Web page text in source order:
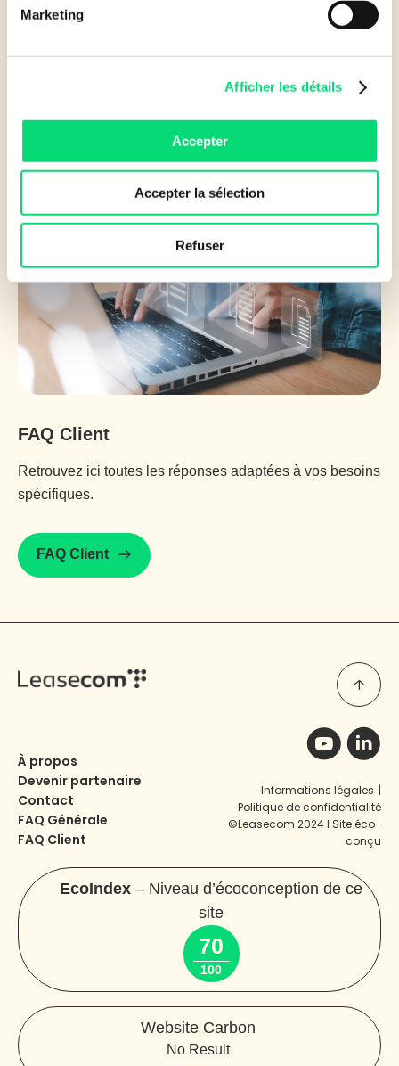
Marketing
Afficher les détails
Accepter
Accepter la sélection
Refuser
location financière.
FAQ Générale
FAQ Client
Retrouvez ici toutes les réponses adaptées à vos besoins
spécifiques.
FAQ Client
À propos
Devenir partenaire
Contact
FAQ Générale
FAQ Client
Informations légales |
Politique de confidentialité
©Leasecom 2024 I Site éco-
conçu
EcoIndex – Niveau d’écoconception de ce
site
70
100
Website Carbon
No Result